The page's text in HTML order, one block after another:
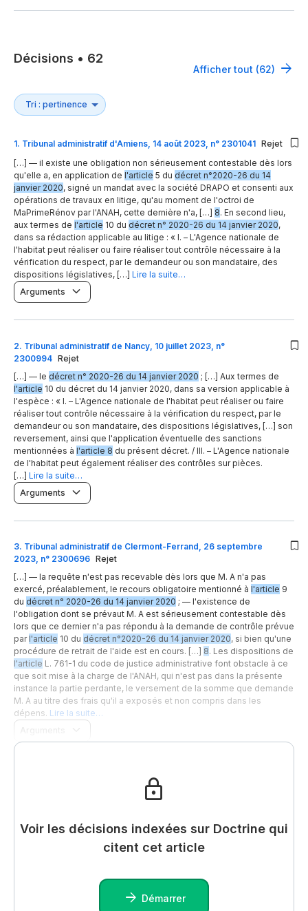
Décisions • 62
Afficher tout (62)
1. Tribunal administratif d'Amiens, 14 août 2023, n° 2301041 Rejet
[…] — il existe une obligation non sérieusement contestable dès lors
qu'elle a, en application de l'article 5 du décret n°2020-26 du 14
janvier 2020, signé un mandat avec la société DRAPO et consenti aux
opérations de travaux en litige, qu'au moment de l'octroi de
MaPrimeRénov par l'ANAH, cette dernière n'a, […] 8. En second lieu,
aux termes de l'article 10 du décret n° 2020-26 du 14 janvier 2020,
dans sa rédaction applicable au litige : « I. – L'Agence nationale de
l'habitat peut réaliser ou faire réaliser tout contrôle nécessaire à la
vérification du respect, par le demandeur ou son mandataire, des
dispositions législatives, […] Lire la suite…
Arguments
2. Tribunal administratif de Nancy, 10 juillet 2023, n°
2300994 Rejet
[…] — le décret n° 2020-26 du 14 janvier 2020 ; […] Aux termes de
l'article 10 du décret du 14 janvier 2020, dans sa version applicable à
l'espèce : « I. – L'Agence nationale de l'habitat peut réaliser ou faire
réaliser tout contrôle nécessaire à la vérification du respect, par le
demandeur ou son mandataire, des dispositions législatives, […] son
reversement, ainsi que l'application éventuelle des sanctions
mentionnées à l'article 8 du présent décret. / III. – L'Agence nationale
de l'habitat peut également réaliser des contrôles sur pièces.
[…] Lire la suite…
Arguments
3. Tribunal administratif de Clermont-Ferrand, 26 septembre
2023, n° 2300696 Rejet
[…] — la requête n'est pas recevable dès lors que M. A n'a pas
exercé, préalablement, le recours obligatoire mentionné à l'article 9
du décret n° 2020-26 du 14 janvier 2020 ; — l'existence de
l'obligation dont se prévaut M. A est sérieusement contestable dès
lors que ce dernier n'a pas répondu à la demande de contrôle prévue
par l'article 10 du décret n°2020-26 du 14 janvier 2020, si bien qu'une
procédure de retrait de l'aide est en cours. […] 8. Les dispositions de
l'article L. 761-1 du code de justice administrative font obstacle à ce
que soit mise à la charge de l'ANAH, qui n'est pas dans la présente
instance la partie perdante, le versement de la somme que demande
M. A au titre des frais qu'il a exposés et non compris dans les
dépens. Lire la suite…
Voir les décisions indexées sur Doctrine qui
citent cet article
Démarrer